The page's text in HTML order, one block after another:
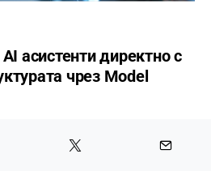
асистенти директно с
чрез Model